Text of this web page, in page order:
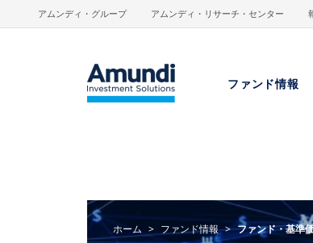
メインコンテンツに移動
アムンディ・グループ アムンディ・リサーチ・センター
ファンド情報
ホーム ファンド情報 ファンド・基準